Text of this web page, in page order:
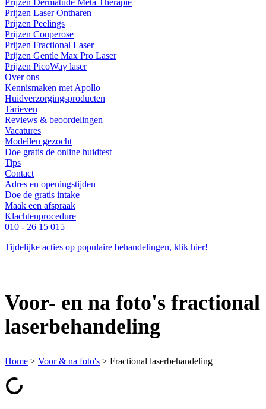
Prijzen Dermatude Meta Therapie
Prijzen Laser Ontharen
Prijzen Peelings
Prijzen Couperose
Prijzen Fractional Laser
Prijzen Gentle Max Pro Laser
Prijzen PicoWay laser
Over ons
Kennismaken met Apollo
Huidverzorgingsproducten
Tarieven
Reviews & beoordelingen
Vacatures
Modellen gezocht
Doe gratis de online huidtest
Tips
Contact
Adres en openingstijden
Doe de gratis intake
Maak een afspraak
Klachtenprocedure
010 - 26 15 015
Tijdelijke acties op populaire behandelingen, klik hier!
Voor- en na foto's fractional
laserbehandeling
Home > Voor & na foto's > Fractional laserbehandeling